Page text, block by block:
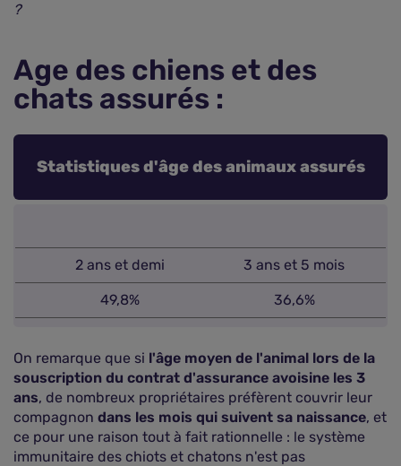
?
Age des chiens et des
chats assurés :
Statistiques d'âge des animaux assurés
2 ans et demi 3 ans et 5 mois
49,8% 36,6%
On remarque que si l'âge moyen de l'animal lors de la
souscription du contrat d'assurance avoisine les 3
ans, de nombreux propriétaires préfèrent couvrir leur
compagnon dans les mois qui suivent sa naissance, et
ce pour une raison tout à fait rationnelle : le système
immunitaire des chiots et chatons n'est pas